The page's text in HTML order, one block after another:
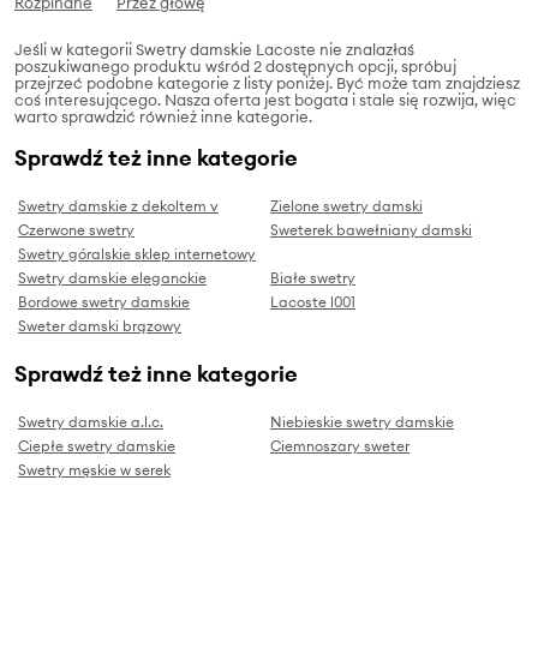
Jeśli w kategorii Swetry damskie Lacoste nie znalazłaś
poszukiwanego produktu wśród 2 dostępnych opcji, spróbuj
przejrzeć podobne kategorie z listy poniżej. Być może tam znajdziesz
coś interesującego. Nasza oferta jest bogata i stale się rozwija, więc
warto sprawdzić również inne kategorie.
Sprawdź też inne kategorie
Swetry damskie z dekoltem v
Zielone swetry damski
Czerwone swetry
Sweterek bawełniany damski
Swetry góralskie sklep internetowy
Swetry damskie eleganckie
Białe swetry
Bordowe swetry damskie
Lacoste l001
Sweter damski brązowy
Sprawdź też inne kategorie
Swetry damskie a.l.c.
Niebieskie swetry damskie
Ciepłe swetry damskie
Ciemnoszary sweter
Swetry męskie w serek